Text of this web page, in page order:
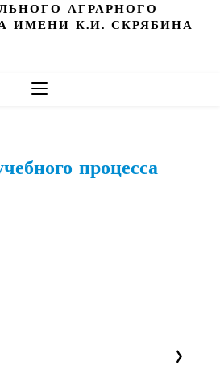
АГРАРНОГО
ИМЕНИ К.И. СКРЯБИНА
процесса
›